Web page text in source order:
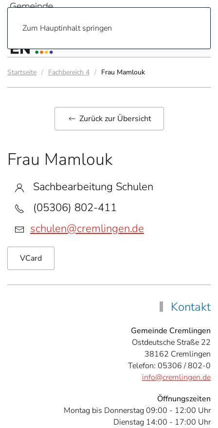
Zum Hauptinhalt springen
Startseite Fachbereich 4 Frau Mamlouk
Zurück zur Übersicht
Frau Mamlouk
Sachbearbeitung Schulen
(05306) 802-411
schulen@cremlingen.de
VCard
Kontakt
Gemeinde Cremlingen
Ostdeutsche Straße 22
38162 Cremlingen
Telefon: 05306 / 802-0
info@cremlingen.de
Öffnungszeiten
Montag bis Donnerstag 09:00 - 12:00 Uhr
Dienstag 14:00 - 17:00 Uhr